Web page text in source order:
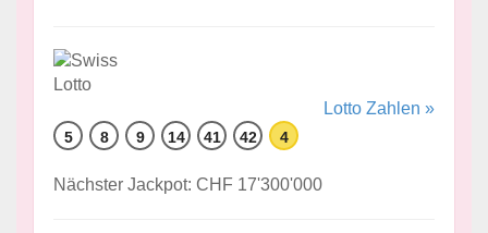
Lotto Zahlen »
5 8 9 14 41 42 4
Nächster Jackpot: CHF 17'300'000